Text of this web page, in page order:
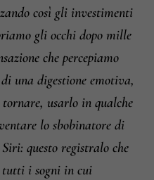
così gli investimenti
gli occhi dopo mille
che percepiamo
una digestione emotiva,
usarlo in qualche
lo sbobinatore di
questo registralo che
tutti i sogni in cui